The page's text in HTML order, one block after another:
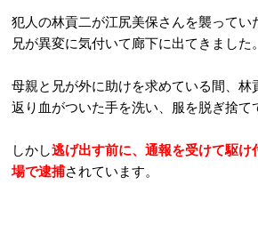
犯人の林貢二が江尻美保さんを襲ってい
兄が異変に気付いて廊下に出てきました。
母親と兄が外に助けを求めている間、林
返り血がついた手を洗い、服を脱ぎ捨て
しかし逃げ出す前に、通報を受けて駆け
場で逮捕されています。